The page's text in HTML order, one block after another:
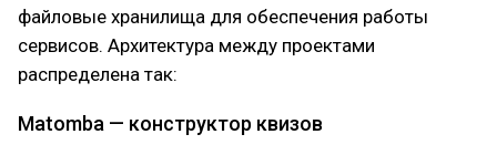
файловые хранилища для обеспечения работы
сервисов. Архитектура между проектами
распределена так:
Matomba — конструктор квизов